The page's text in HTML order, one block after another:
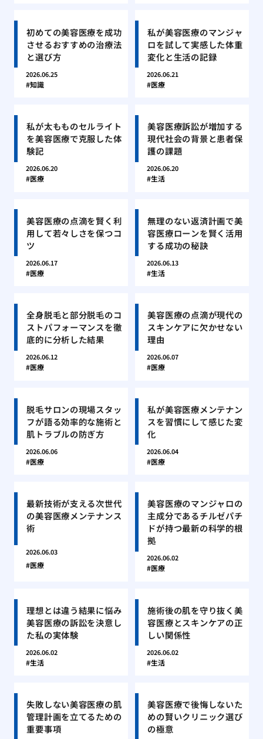
初めての美容医療を成功
させるおすすめの治療法
と選び方
2026.06.25
知識
私が美容医療のマンジャ
ロを試して実感した体重
変化と生活の記録
2026.06.21
医療
私が太もものセルライト
を美容医療で克服した体
験記
2026.06.20
医療
美容医療訴訟が増加する
現代社会の背景と患者保
護の課題
2026.06.20
生活
美容医療の点滴を賢く利
用して若々しさを保つコ
ツ
2026.06.17
医療
無理のない返済計画で美
容医療ローンを賢く活用
する成功の秘訣
2026.06.13
生活
全身脱毛と部分脱毛のコ
ストパフォーマンスを徹
底的に分析した結果
2026.06.12
医療
美容医療の点滴が現代の
スキンケアに欠かせない
理由
2026.06.07
医療
脱毛サロンの現場スタッ
フが語る効率的な施術と
肌トラブルの防ぎ方
2026.06.06
医療
私が美容医療メンテナン
スを習慣にして感じた変
化
2026.06.04
医療
最新技術が支える次世代
の美容医療メンテナンス
術
2026.06.03
医療
美容医療のマンジャロの
主成分であるチルゼパチ
ドが持つ最新の科学的根
拠
2026.06.02
医療
理想とは違う結果に悩み
美容医療の訴訟を決意し
た私の実体験
2026.06.02
生活
施術後の肌を守り抜く美
容医療とスキンケアの正
しい関係性
2026.06.02
生活
失敗しない美容医療の肌
管理計画を立てるための
重要事項
美容医療で後悔しないた
めの賢いクリニック選び
の極意